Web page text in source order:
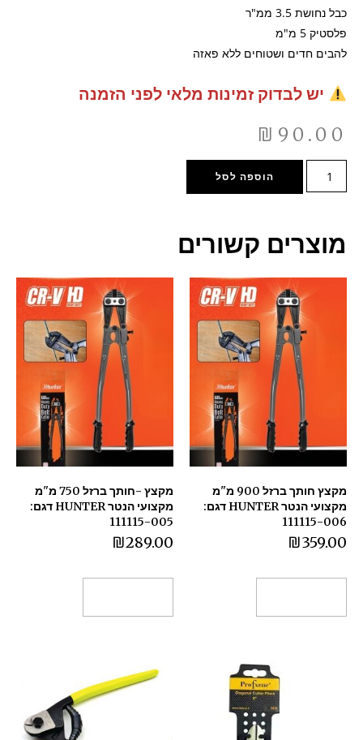
כבל נחושת 3.5 ממ"ר
פלסטיק 5 מ"מ
להבים חדים ושטוחים ללא פאזה
יש לבדוק זמינות מלאי לפני הזמנה
₪ 90.00
הוספה לסל
מוצרים קשורים
מקצץ חותך ברזל 900 מ"מ
מקצועי הנטר HUNTER דגם:
111115-006
₪359.00
מקצץ -חותך ברזל 750 מ"מ
מקצועי הנטר HUNTER דגם:
111115-005
₪289.00